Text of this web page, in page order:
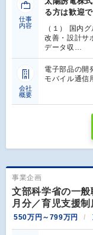
仕事
内容
る方は歓迎で
（１） 国内
改善・設計サ
データ収…
会社
概要
電子部品の
モバイル通信
事業企画
文部科学省の一
月分／育児支援制
550万円～799万円